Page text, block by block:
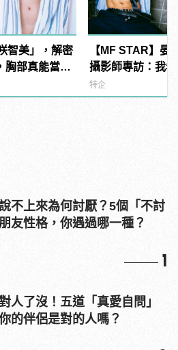
智美」，解密
胸部真能當手
這樣變型男
【MF STAR】晏
攝影師專訪：我
度下的美
特企
不上來為何討厭？5個「不討
友性格，你遇過哪一種？
1
人了沒！五道「真愛自問」
的伴侶是對的人嗎？